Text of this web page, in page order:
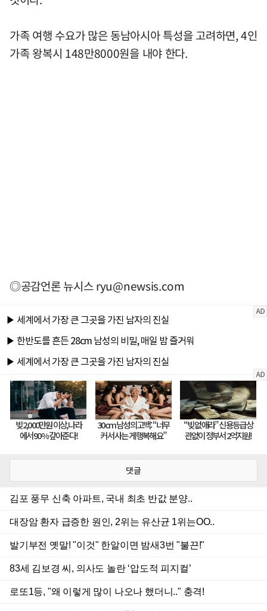
가족 여행 수요가 많은 동남아시아 특성을 고려하면, 4인
가족 왕복시 148만8000원을 내야 한다.
◎공감언론 뉴시스ryu@newsis.com
댓글